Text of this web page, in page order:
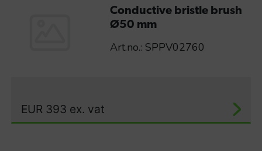
Conductive bristle brush
Ø50 mm
Art.no.: SPPV02760
EUR 393 ex. vat